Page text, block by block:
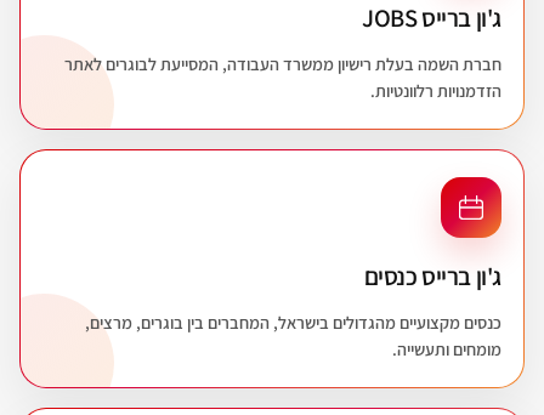
ג'ון ברייס JOBS
חברת השמה בעלת רישיון ממשרד העבודה, המסייעת לבוגרים לאתר
הזדמנויות רלוונטיות.
ג'ון ברייס כנסים
כנסים מקצועיים מהגדולים בישראל, המחברים בין בוגרים, מרצים,
מומחים ותעשייה.